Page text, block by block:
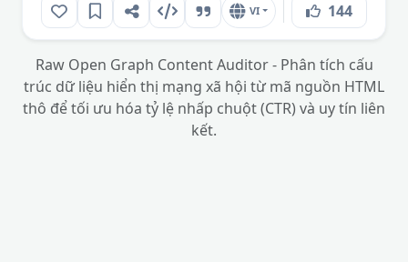
VI 144
Raw Open Graph Content Auditor - Phân tích cấu
trúc dữ liệu hiển thị mạng xã hội từ mã nguồn HTML
thô để tối ưu hóa tỷ lệ nhấp chuột (CTR) và uy tín liên
kết.